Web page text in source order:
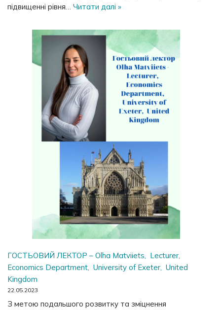
підвищенні рівня… Читати далі »
ГОСТЬОВИЙ ЛЕКТОР – Olha Matviiets, Lecturer,
Economics Department, University of Exeter, United
Kingdom
22.05.2023
З метою подальшого розвитку та зміцнення